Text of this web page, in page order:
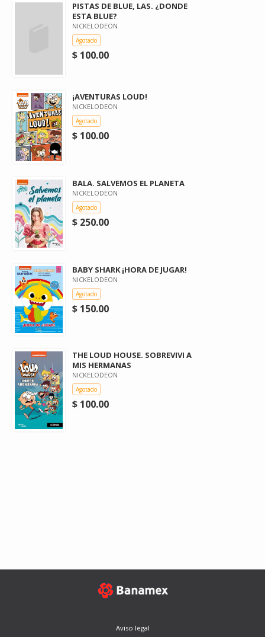
PISTAS DE BLUE, LAS. ¿DONDE
ESTA BLUE?
NICKELODEON
Agotado
$ 100.00
¡AVENTURAS LOUD!
NICKELODEON
Agotado
$ 100.00
BALA. SALVEMOS EL PLANETA
NICKELODEON
Agotado
$ 250.00
BABY SHARK ¡HORA DE JUGAR!
NICKELODEON
Agotado
$ 150.00
THE LOUD HOUSE. SOBREVIVI A
MIS HERMANAS
NICKELODEON
Agotado
$ 100.00
Aviso legal